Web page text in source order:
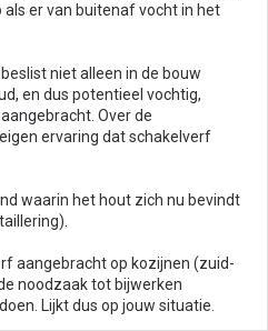
er van buitenaf vocht in het
niet alleen in de bouw
en dus potentieel vochtig,
Over de
ervaring dat schakelverf
waarin het hout zich nu bevindt
aangebracht op kozijnen (zuid-
noodzaak tot bijwerken
Lijkt dus op jouw situatie.